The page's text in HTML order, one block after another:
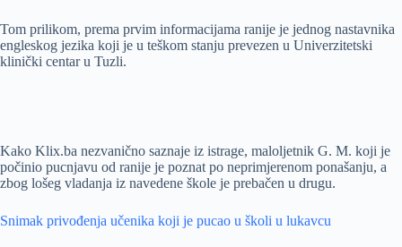
Tom prilikom, prema prvim informacijama ranije je jednog nastavnika
engleskog jezika koji je u teškom stanju prevezen u Univerzitetski
klinički centar u Tuzli.
Kako Klix.ba nezvanično saznaje iz istrage, maloljetnik G. M. koji je
počinio pucnjavu od ranije je poznat po neprimjerenom ponašanju, a
zbog lošeg vladanja iz navedene škole je prebačen u drugu.
Snimak privođenja učenika koji je pucao u školi u lukavcu